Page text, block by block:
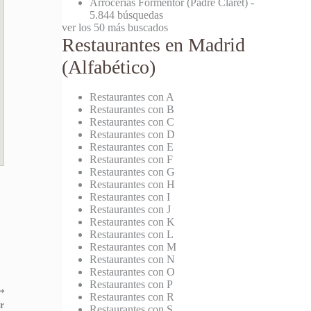
5.844 búsquedas
ver los 50 más buscados
Restaurantes en Madrid
(Alfabético)
Restaurantes con A
Restaurantes con B
Restaurantes con C
Restaurantes con D
Restaurantes con E
Restaurantes con F
Restaurantes con G
Restaurantes con H
Restaurantes con I
Restaurantes con J
Restaurantes con K
Restaurantes con L
Restaurantes con M
Restaurantes con N
Restaurantes con O
Restaurantes con P
Restaurantes con R